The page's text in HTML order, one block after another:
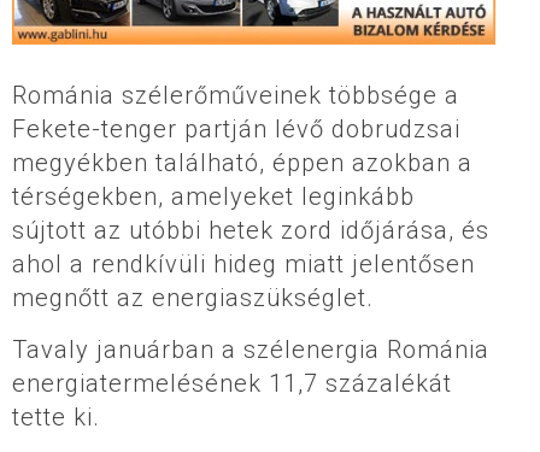
Románia szélerőműveinek többsége a
Fekete-tenger partján lévő dobrudzsai
megyékben található, éppen azokban a
térségekben, amelyeket leginkább
sújtott az utóbbi hetek zord időjárása, és
ahol a rendkívüli hideg miatt jelentősen
megnőtt az energiaszükséglet.
Tavaly januárban a szélenergia Románia
energiatermelésének 11,7 százalékát
tette ki.